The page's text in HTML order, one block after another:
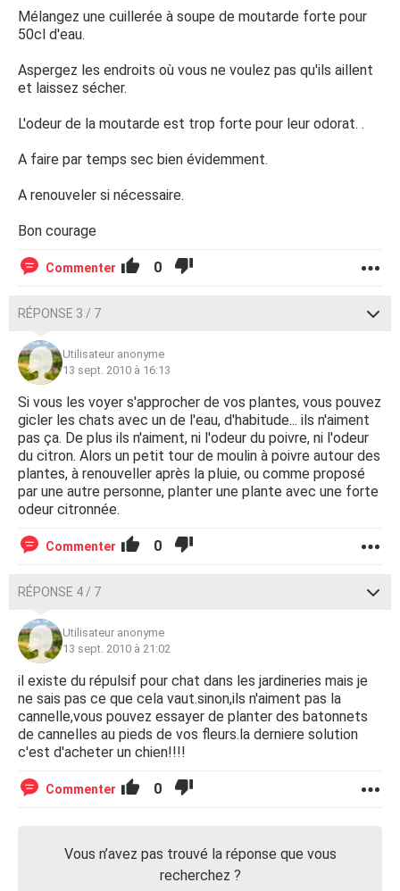
Mélangez une cuillerée à soupe de moutarde forte pour
50cl d'eau.
Aspergez les endroits où vous ne voulez pas qu'ils aillent
et laissez sécher.
L'odeur de la moutarde est trop forte pour leur odorat. .
A faire par temps sec bien évidemment.
A renouveler si nécessaire.
Bon courage
Commenter 0
RÉPONSE 3 / 7
Utilisateur anonyme
13 sept. 2010 à 16:13
Si vous les voyer s'approcher de vos plantes, vous pouvez
gicler les chats avec un de l'eau, d'habitude... ils n'aiment
pas ça. De plus ils n'aiment, ni l'odeur du poivre, ni l'odeur
du citron. Alors un petit tour de moulin à poivre autour des
plantes, à renouveller après la pluie, ou comme proposé
par une autre personne, planter une plante avec une forte
odeur citronnée.
Commenter 0
RÉPONSE 4 / 7
Utilisateur anonyme
13 sept. 2010 à 21:02
il existe du répulsif pour chat dans les jardineries mais je
ne sais pas ce que cela vaut.sinon,ils n'aiment pas la
cannelle,vous pouvez essayer de planter des batonnets
de cannelles au pieds de vos fleurs.la derniere solution
c'est d'acheter un chien!!!!
Commenter 0
Vous n’avez pas trouvé la réponse que vous
recherchez ?